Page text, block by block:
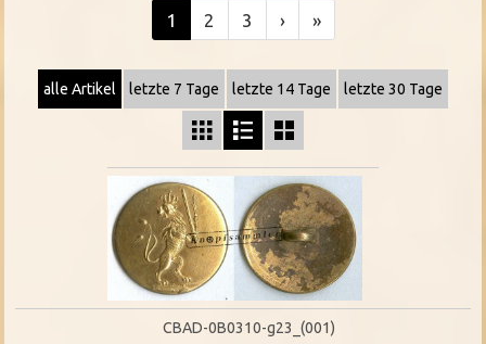
1 2 3 › »
alle Artikel letzte 7 Tage letzte 14 Tage letzte 30 Tage
  
CBAD-0B0310-g23_(001)